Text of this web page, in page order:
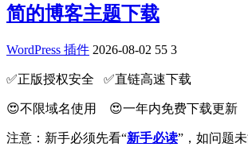
简的博客主题下载
WordPress 插件 2026-08-02 55 3
✅️正版授权安全 ✅️直链高速下载
😍不限域名使用 😍一年内免费下载更新
注意：新手必须先看“新手必读”，如问题